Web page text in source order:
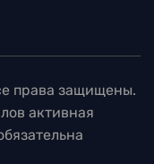
права защищены.
активная